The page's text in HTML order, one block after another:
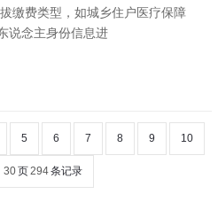
缴费类型，如城乡住户医疗保障
说念主身份信息进
5 6 7 8 9 10
30页294条记录